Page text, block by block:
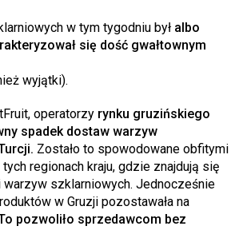
w tym tygodniu był albo
się dość gwałtownym
wyjątki).
operatorzy rynku gruzińskiego
spadek dostaw warzyw
Zostało to spowodowane obfitymi
regionach kraju, gdzie znajdują się
warzyw szklarniowych. Jednocześnie
w Gruzji pozostawała na
pozwoliło sprzedawcom bez